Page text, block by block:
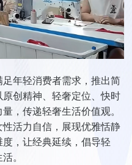
年轻消费者需求，推出简
创精神、轻奢定位、快时
，传递轻奢生活价值观。
活力自信，展现优雅恬静
，让经典延续，倡导轻
。